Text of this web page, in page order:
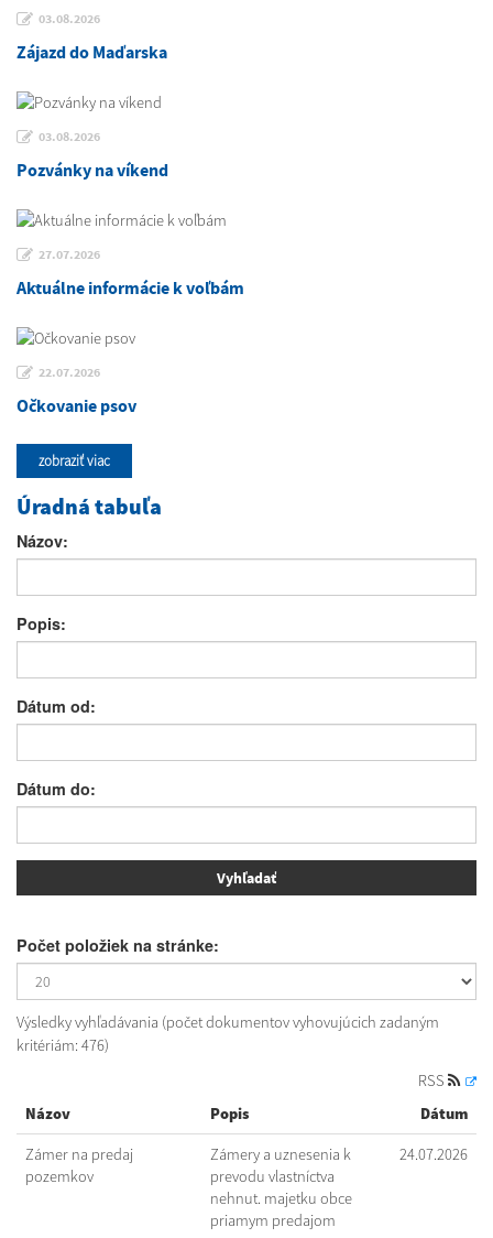
03.08.2026
Zájazd do Maďarska
03.08.2026
Pozvánky na víkend
27.07.2026
Aktuálne informácie k voľbám
22.07.2026
Očkovanie psov
zobraziť viac
Úradná tabuľa
Názov:
Popis:
Dátum od:
Dátum do:
Počet položiek na stránke:
Výsledky vyhľadávania (počet dokumentov vyhovujúcich zadaným
kritériám: 476)
RSS
Názov
Popis Dátum
Zámer na predaj
pozemkov
Zámery a uznesenia k
prevodu vlastníctva
nehnut. majetku obce
priamym predajom
24.07.2026